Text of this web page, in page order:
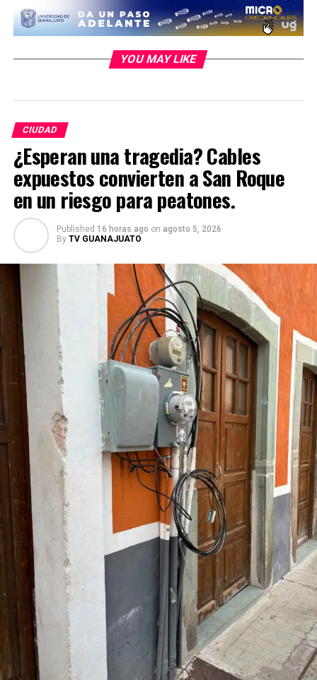
YOU MAY LIKE
CIUDAD
¿Esperan una tragedia? Cables
expuestos convierten a San Roque
en un riesgo para peatones.
Published 16 horas ago on agosto 5, 2026
By TV GUANAJUATO